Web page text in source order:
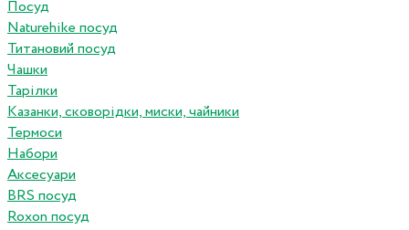
Посуд
Naturehike посуд
Титановий посуд
Чашки
Тарілки
Казанки, сковорідки, миски, чайники
Термоси
Набори
Аксесуари
BRS посуд
Roxon посуд